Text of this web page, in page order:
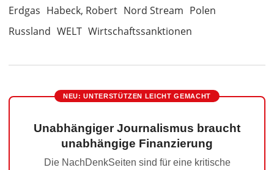
Erdgas Habeck, Robert Nord Stream Polen
Russland WELT Wirtschaftssanktionen
NEU: UNTERSTÜTZEN LEICHT GEMACHT
Unabhängiger Journalismus braucht
unabhängige Finanzierung
Die NachDenkSeiten sind für eine kritische